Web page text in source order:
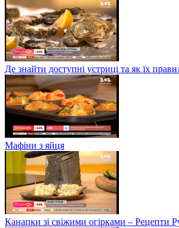
Де знайти доступні устриці та як їх
Мафіни з яйця
Канапки зі свіжими огірками – Рецепти